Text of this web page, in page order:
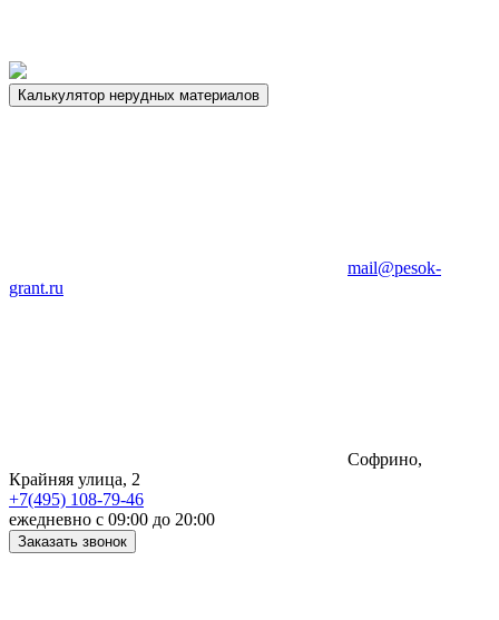
Калькулятор нерудных материалов
mail@pesok-
grant.ru
Софрино,
Крайняя улица, 2
+7(495) 108-79-46
ежедневно с 09:00 до 20:00
Заказать звонок